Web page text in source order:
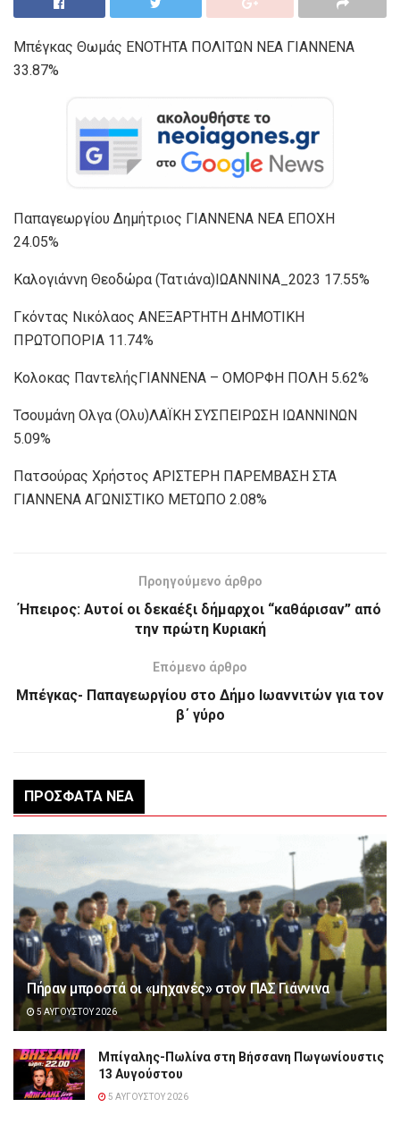
Μπέγκας Θωμάς ΕΝΟΤΗΤΑ ΠΟΛΙΤΩΝ ΝΕΑ ΓΙΑΝΝΕΝΑ
33.87%
Παπαγεωργίου Δημήτριος ΓΙΑΝΝΕΝΑ ΝΕΑ ΕΠΟΧΗ
24.05%
Καλογιάννη Θεοδώρα (Τατιάνα)ΙΩΑΝΝΙΝΑ_2023 17.55%
Γκόντας Νικόλαος ΑΝΕΞΑΡΤΗΤΗ ΔΗΜΟΤΙΚΗ
ΠΡΩΤΟΠΟΡΙΑ 11.74%
Κολοκας ΠαντελήςΓΙΑΝΝΕΝΑ – ΟΜΟΡΦΗ ΠΟΛΗ 5.62%
Τσουμάνη Ολγα (Ολυ)ΛΑΪΚΗ ΣΥΣΠΕΙΡΩΣΗ ΙΩΑΝΝΙΝΩΝ
5.09%
Πατσούρας Χρήστος ΑΡΙΣΤΕΡΗ ΠΑΡΕΜΒΑΣΗ ΣΤΑ
ΓΙΑΝΝΕΝΑ ΑΓΩΝΙΣΤΙΚΟ ΜΕΤΩΠΟ 2.08%
Προηγούμενο άρθρο
Ήπειρος: Αυτοί οι δεκαέξι δήμαρχοι “καθάρισαν” από
την πρώτη Κυριακή
Επόμενο άρθρο
Μπέγκας- Παπαγεωργίου στο Δήμο Ιωαννιτών για τον
β΄ γύρο
ΠΡΌΣΦΑΤΑ ΝΈΑ
Πήραν μπροστά οι «μηχανές» στον ΠΑΣ Γιάννινα
5 ΑΥΓΟΎΣΤΟΥ 2026
Μπίγαλης-Πωλίνα στη Βήσσανη Πωγωνίουστις
13 Αυγούστου
5 ΑΥΓΟΎΣΤΟΥ 2026